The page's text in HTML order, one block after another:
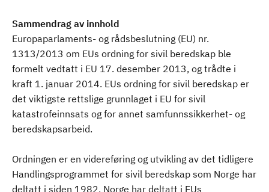
Sammendrag av innhold
Europaparlaments- og rådsbeslutning (EU) nr.
1313/2013 om EUs ordning for sivil beredskap ble
formelt vedtatt i EU 17. desember 2013, og trådte i
kraft 1. januar 2014. EUs ordning for sivil beredskap er
det viktigste rettslige grunnlaget i EU for sivil
katastrofeinnsats og for annet samfunnssikkerhet- og
beredskapsarbeid.
Ordningen er en videreføring og utvikling av det tidligere
Handlingsprogrammet for sivil beredskap som Norge har
deltatt i siden 1982. Norge har deltatt i EUs